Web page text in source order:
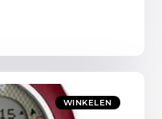
WINKELEN